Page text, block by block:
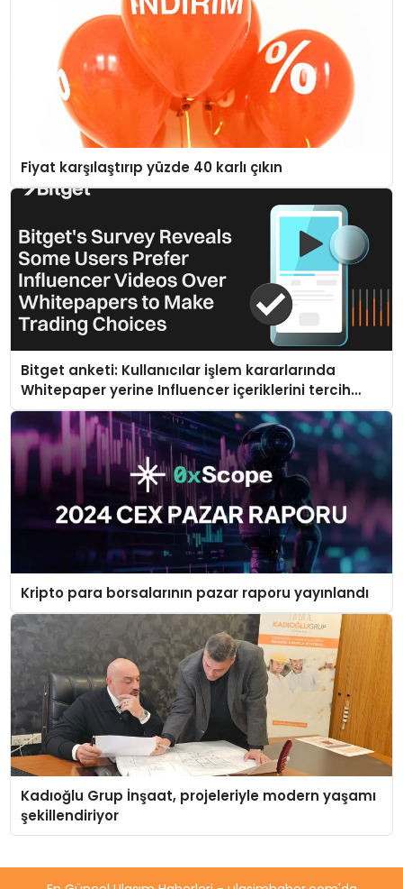
Fiyat karşılaştırıp yüzde 40 karlı çıkın
Bitget anketi: Kullanıcılar işlem kararlarında
Whitepaper yerine Influencer içeriklerini tercih
ediyor
Kripto para borsalarının pazar raporu yayınlandı
Kadıoğlu Grup İnşaat, projeleriyle modern yaşamı
şekillendiriyor